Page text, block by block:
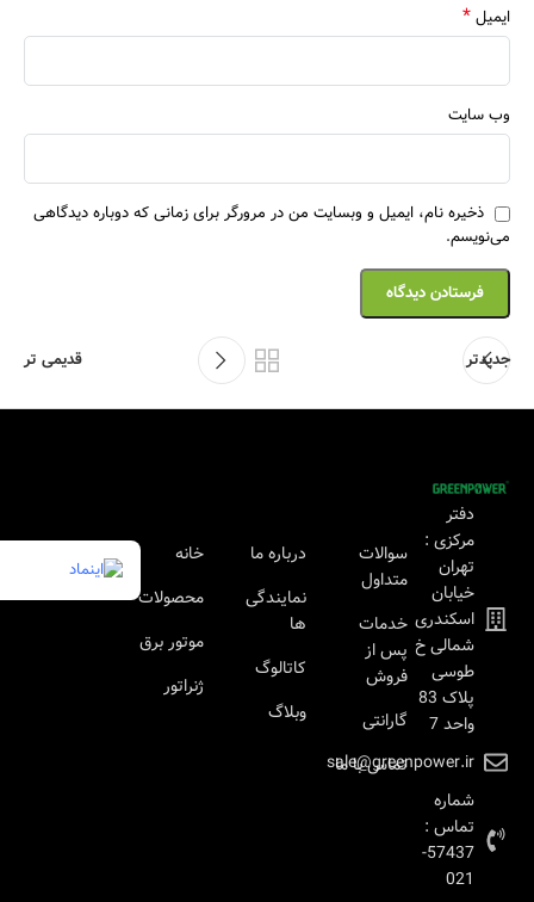
ایمیل*
وب‌ سایت
ذخیره نام، ایمیل و وبسایت من در مرورگر برای زمانی که دوباره دیدگاهی
می‌نویسم.
جدیدتر قدیمی تر
دفتر
مرکزی :
تهران
خیابان
اسکندری
شمالی خ
طوسی
پلاک 83
واحد 7
sale@greenpower.ir
شماره
تماس :
57437-
021
سوالات
متداول
خدمات
پس از
فروش
گارانتی
تماس با ما
درباره ما
نمایندگی
ها
کاتالوگ
وبلاگ
خانه
محصولات
موتور برق
ژنراتور